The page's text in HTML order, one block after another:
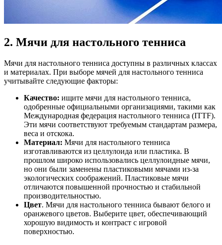
2. Мячи для настольного тенниса
Мячи для настольного тенниса доступны в различных классах
и материалах. При выборе мячей для настольного тенниса
учитывайте следующие факторы:
Качество: ищите мячи для настольного тенниса,
одобренные официальными организациями, такими как
Международная федерация настольного тенниса (ITTF).
Эти мячи соответствуют требуемым стандартам размера,
веса и отскока.
Материал: Мячи для настольного тенниса
изготавливаются из целлулоида или пластика. В
прошлом широко использовались целлулоидные мячи,
но они были заменены пластиковыми мячами из-за
экологических соображений. Пластиковые мячи
отличаются повышенной прочностью и стабильной
производительностью.
Цвет. Мячи для настольного тенниса бывают белого и
оранжевого цветов. Выберите цвет, обеспечивающий
хорошую видимость и контраст с игровой
поверхностью.